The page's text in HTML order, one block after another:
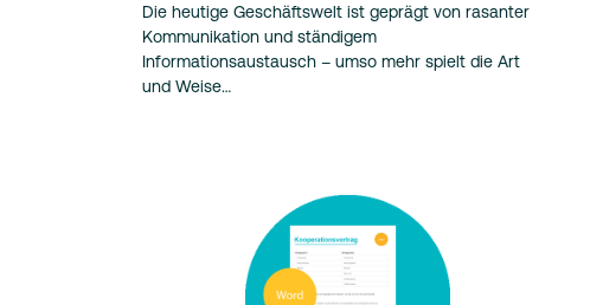
Die heutige Geschäftswelt ist geprägt von rasanter
Kommunikation und ständigem
Informationsaustausch – umso mehr spielt die Art
und Weise…